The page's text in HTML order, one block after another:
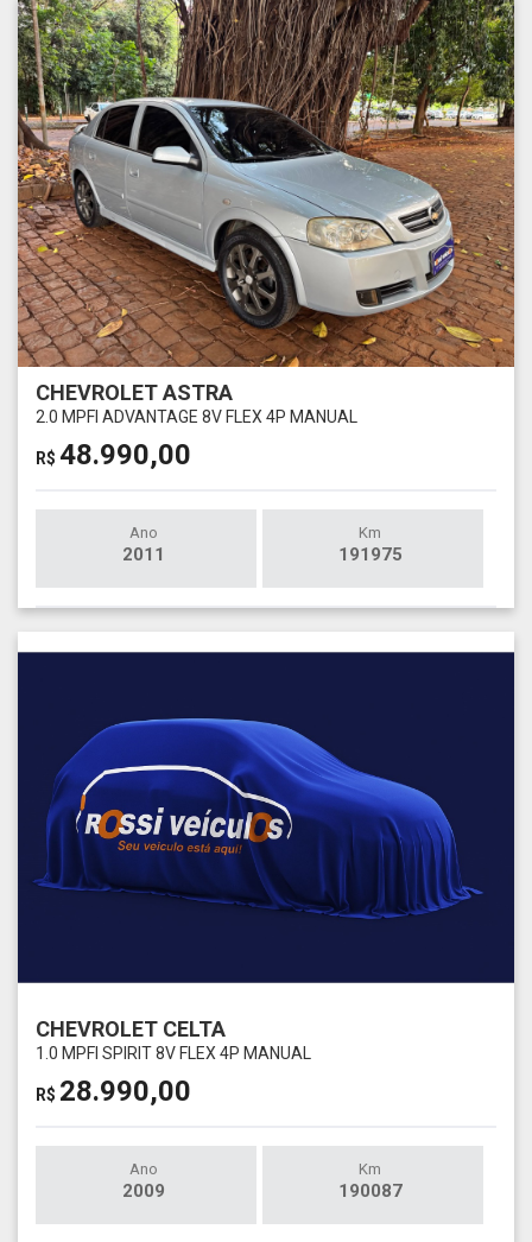
CHEVROLET ASTRA
2.0 MPFI ADVANTAGE 8V FLEX 4P MANUAL
R$ 48.990,00
Ano
2011
Km
191975
CHEVROLET CELTA
1.0 MPFI SPIRIT 8V FLEX 4P MANUAL
R$ 28.990,00
Ano
2009
Km
190087